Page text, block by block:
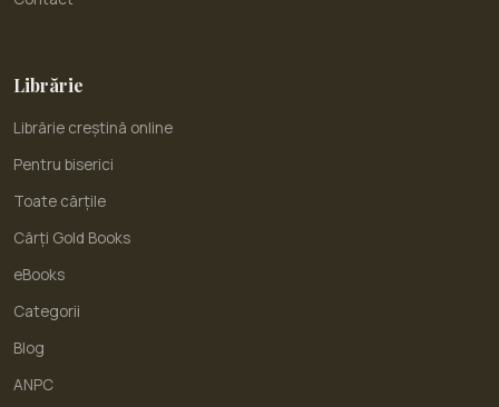
Librărie
Librărie creștină online
Pentru biserici
Toate cărțile
Cărți Gold Books
eBooks
Categorii
Blog
ANPC